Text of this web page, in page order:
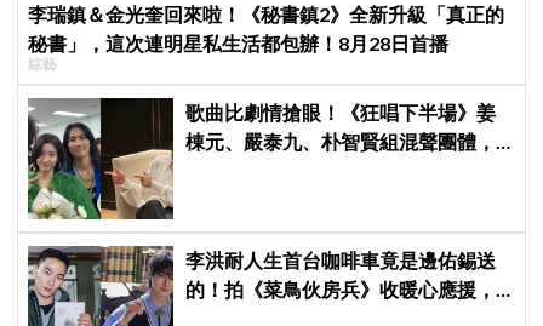
李瑞鎮＆金光奎回來啦！《秘書鎮2》全新升級「真正的
秘書」，這次連明星私生活都包辦！8月28日首播
綜藝
歌曲比劇情搶眼！《狂唱下半場》姜
棟元、嚴泰九、朴智賢組混聲團體，
李洪耐人生首台咖啡車竟是邊佑錫送
的！拍《菜鳥伙房兵》收暖心應援，